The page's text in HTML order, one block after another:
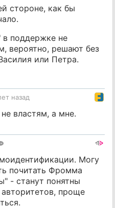
стороне, как бы
поддержке не
вероятно, решают без
или Петра.
назад
властям, а мне.
Могу
почитать Фромма
- станут понятны
проще